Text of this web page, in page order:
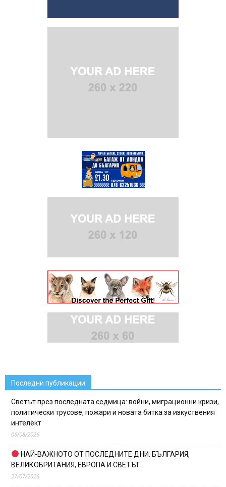
Последни публикации
Светът през последната седмица: войни, миграционни кризи,
политически трусове, пожари и новата битка за изкуствения
интелект
06/08/2026
НАЙ-ВАЖНОТО ОТ ПОСЛЕДНИТЕ ДНИ: БЪЛГАРИЯ,
ВЕЛИКОБРИТАНИЯ, ЕВРОПА И СВЕТЪТ
27/07/2026